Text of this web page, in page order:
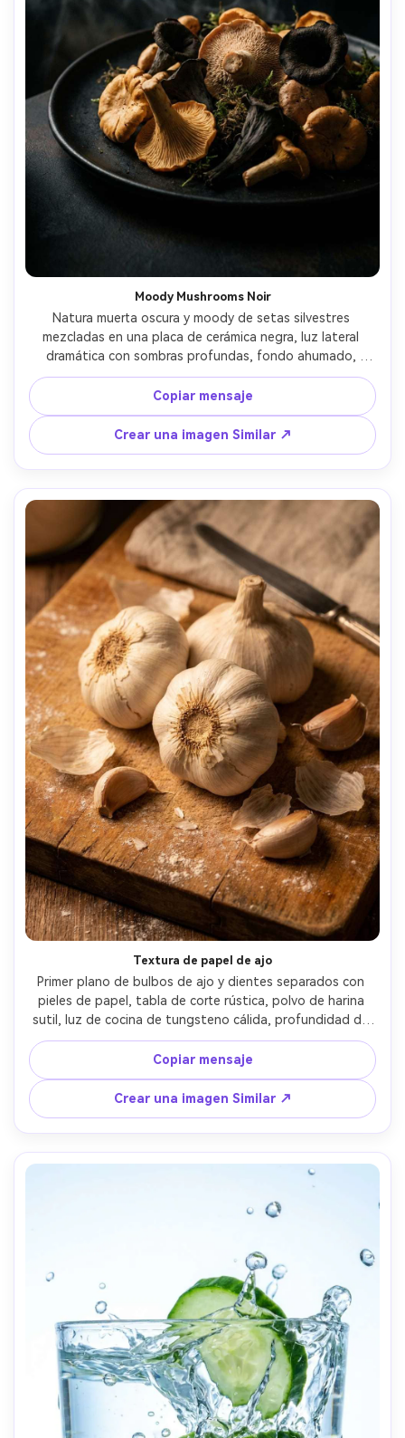
Moody Mushrooms Noir
Natura muerta oscura y moody de setas silvestres
mezcladas en una placa de cerámica negra, luz lateral
dramática con sombras profundas, fondo ahumado,
branquias y texturas visibles, clasificación de color
cinematográfica, tomado en Nikon Z7 II, lente de 105 mm,
f/2.5, fotorealista, alto detalle, fotografía de alimentos
de bellas artes- -ar 4:5
Copiar mensaje
Crear una imagen Similar ↗
Textura de papel de ajo
Primer plano de bulbos de ajo y dientes separados con
pieles de papel, tabla de corte rústica, polvo de harina
sutil, luz de cocina de tungsteno cálida, profundidad de
campo poco profunda, aspecto de lente de 35 mm, poros
realistas y detalles fibrosos, foto de comida editorial con
rico contraste- -ar 4:5
Copiar mensaje
Crear una imagen Similar ↗